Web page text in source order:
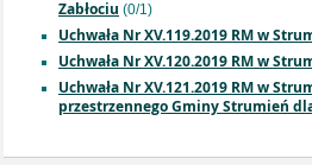
Zabłociu (0/1)
Uchwała Nr XV.119.2019 RM w
Uchwała Nr XV.120.2019 RM w
Uchwała Nr XV.121.2019 RM w
przestrzennego Gminy Strumień